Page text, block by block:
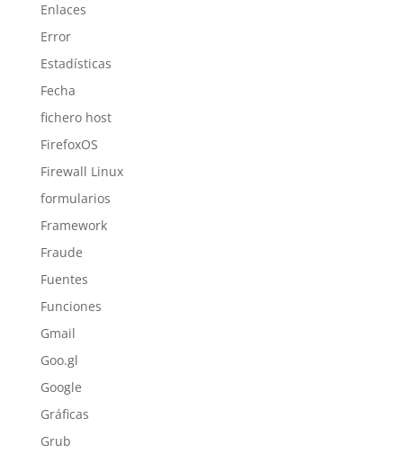
Enlaces
Error
Estadísticas
Fecha
fichero host
FirefoxOS
Firewall Linux
formularios
Framework
Fraude
Fuentes
Funciones
Gmail
Goo.gl
Google
Gráficas
Grub